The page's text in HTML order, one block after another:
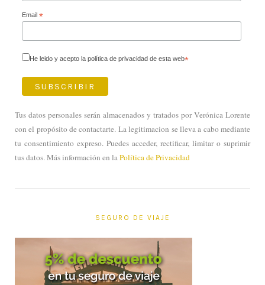
Email *
He leido y acepto la política de privacidad de esta web*
Tus datos personales serán almacenados y tratados por Verónica Lorente
con el propósito de contactarte. La legitimacion se lleva a cabo mediante
tu consentimiento expreso. Puedes acceder, rectificar, limitar o suprimir
tus datos. Más información en laPolítica de Privacidad
SEGURO DE VIAJE